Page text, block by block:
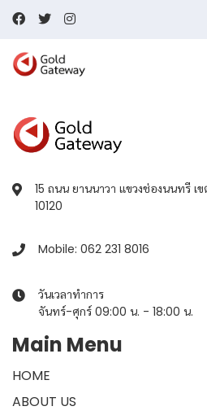
15 ถนน ยานนาวา แขวงช่องนนทรี เ
10120
Mobile: 062 231 8016
วันเวลาทำการ
จันทร์-ศุกร์ 09:00 น. - 18:00 น.
Main Menu
HOME
ABOUT US